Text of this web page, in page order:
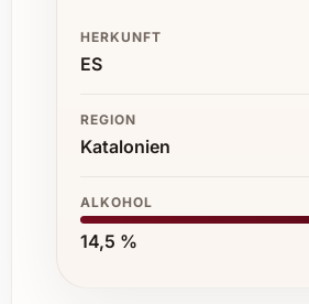
HERKUNFT
ES
REGION
Katalonien
ALKOHOL
14,5 %